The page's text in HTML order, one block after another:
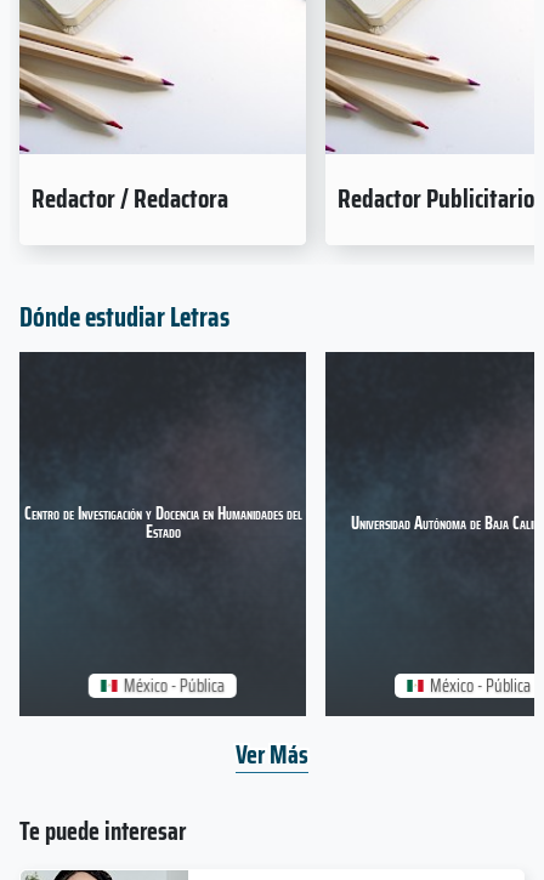
Redactor / Redactora Redactor Publicitario
Te puede interesar
Dónde estudiar Letras
México - Pública
Centro de Investigación y Docencia en Humanidades del
Estado
México - Pública
Universidad Autónoma de Baja
Ver Más